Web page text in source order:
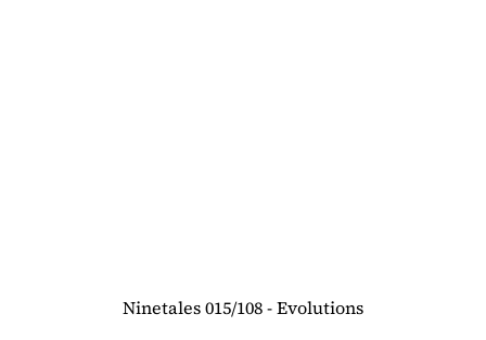
Ninetales 015/108 - Evolutions